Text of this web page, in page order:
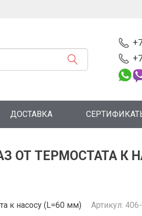
ДОСТАВКА
ОТ ТЕРМОСТАТА К
Артикул: